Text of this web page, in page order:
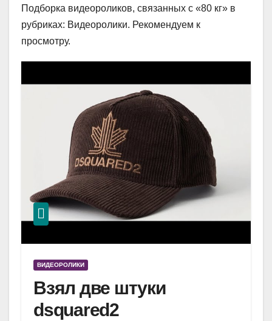
Подборка видеороликов, связанных с «80 кг» в
рубриках: Видеоролики. Рекомендуем к
просмотру.
ВИДЕОРОЛИКИ
Взял две штуки
dsquared2